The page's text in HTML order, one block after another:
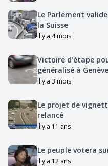
Le Parlement
la Suisse
il y a 4 mois
Victoire d'étape
généralisé à Genève
il y a 3 mois
Le projet de
relancé
il y a 11 ans
Le peuple votera
il y a 12 ans